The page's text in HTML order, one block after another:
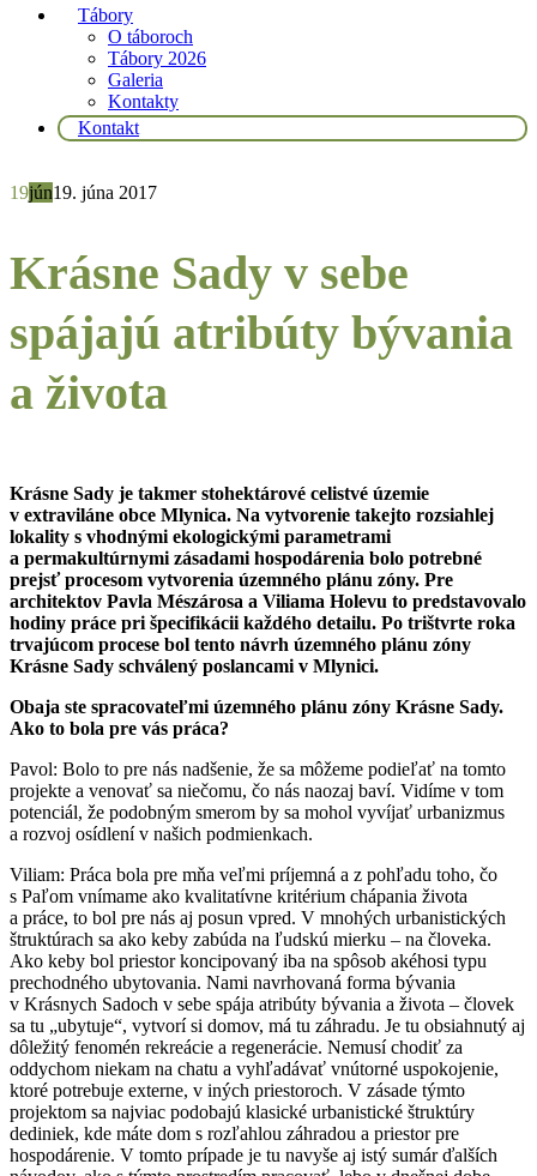
Tábory
O táboroch
Tábory 2026
Galeria
Kontakty
Kontakt
19jún19. júna 2017
Krásne Sady v sebe
spájajú atribúty bývania
a života
Krásne Sady je takmer stohektárové celistvé územie
v extraviláne obce Mlynica. Na vytvorenie takejto rozsiahlej
lokality s vhodnými ekologickými parametrami
a permakultúrnymi zásadami hospodárenia bolo potrebné
prejsť procesom vytvorenia územného plánu zóny. Pre
architektov Pavla Mészárosa a Viliama Holevu to predstavovalo
hodiny práce pri špecifikácii každého detailu. Po trištvrte roka
trvajúcom procese bol tento návrh územného plánu zóny
Krásne Sady schválený poslancami v Mlynici.
Obaja ste spracovateľmi územného plánu zóny Krásne Sady.
Ako to bola pre vás práca?
Pavol: Bolo to pre nás nadšenie, že sa môžeme podieľať na tomto
projekte a venovať sa niečomu, čo nás naozaj baví. Vidíme v tom
potenciál, že podobným smerom by sa mohol vyvíjať urbanizmus
a rozvoj osídlení v našich podmienkach.
Viliam: Práca bola pre mňa veľmi príjemná a z pohľadu toho, čo
s Paľom vnímame ako kvalitatívne kritérium chápania života
a práce, to bol pre nás aj posun vpred. V mnohých urbanistických
štruktúrach sa ako keby zabúda na ľudskú mierku – na človeka.
Ako keby bol priestor koncipovaný iba na spôsob akéhosi typu
prechodného ubytovania. Nami navrhovaná forma bývania
v Krásnych Sadoch v sebe spája atribúty bývania a života – človek
sa tu „ubytuje“, vytvorí si domov, má tu záhradu. Je tu obsiahnutý aj
dôležitý fenomén rekreácie a regenerácie. Nemusí chodiť za
oddychom niekam na chatu a vyhľadávať vnútorné uspokojenie,
ktoré potrebuje externe, v iných priestoroch. V zásade týmto
projektom sa najviac podobajú klasické urbanistické štruktúry
dediniek, kde máte dom s rozľahlou záhradou a priestor pre
hospodárenie. V tomto prípade je tu navyše aj istý sumár ďalších